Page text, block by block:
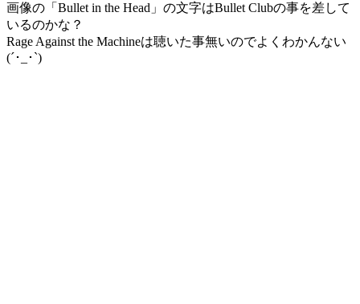
画像の「Bullet in the Head」の文字はBullet Clubの事を差して
いるのかな？
Rage Against the Machineは聴いた事無いのでよくわかんない
(´･_･`)